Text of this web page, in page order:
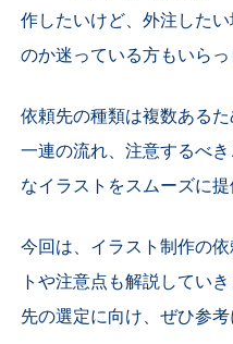
作したいけど、外注した
のか迷っている方もいらっ
依頼先の種類は複数ある
一連の流れ、注意するべ
なイラストをスムーズに提
今回は、イラスト制作の
トや注意点も解説してい
先の選定に向け、ぜひ参考